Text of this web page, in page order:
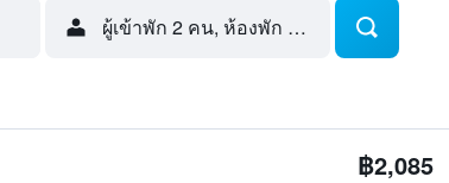
ผู้เข้าพัก 2 คน, ห้องพัก 1 ห้อง
฿2,085